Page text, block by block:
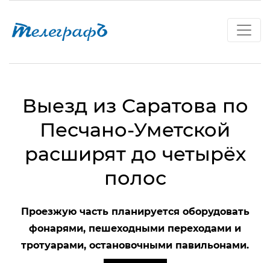
Выезд из Саратова по
Песчано-Уметской
расширят до четырёх
полос
Проезжую часть планируется оборудовать
фонарями, пешеходными переходами и
тротуарами, остановочными павильонами.